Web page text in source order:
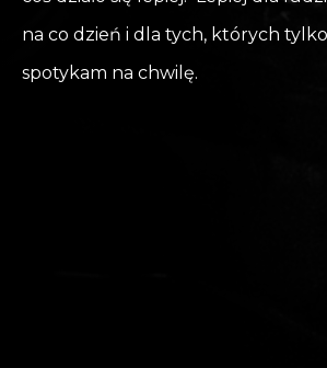
na co dzień i dla tych, których
spotykam na chwilę.